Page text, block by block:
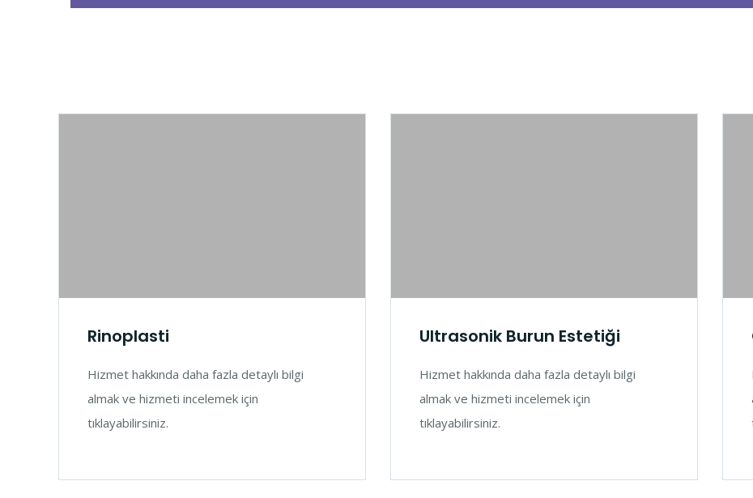
Rinoplasti
Hizmet hakkında daha fazla detaylı bilgi
almak ve hizmeti incelemek için
tıklayabilirsiniz.
Ultrasonik Burun Estetiği
Hizmet hakkında daha fazla detaylı bilgi
almak ve hizmeti incelemek için
tıklayabilirsiniz.